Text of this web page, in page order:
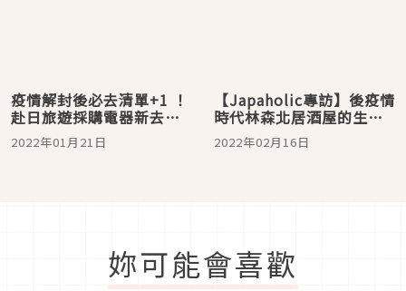
疫情解封後必去清單+1 ！
赴日旅遊採購電器新去處
「b8ta」實體店東京登場
2022年01月21日
【Japaholic專訪】後疫情
時代林森北居酒屋的生存
法則：野菜家的台灣魂
2022年02月16日
妳可能會喜歡